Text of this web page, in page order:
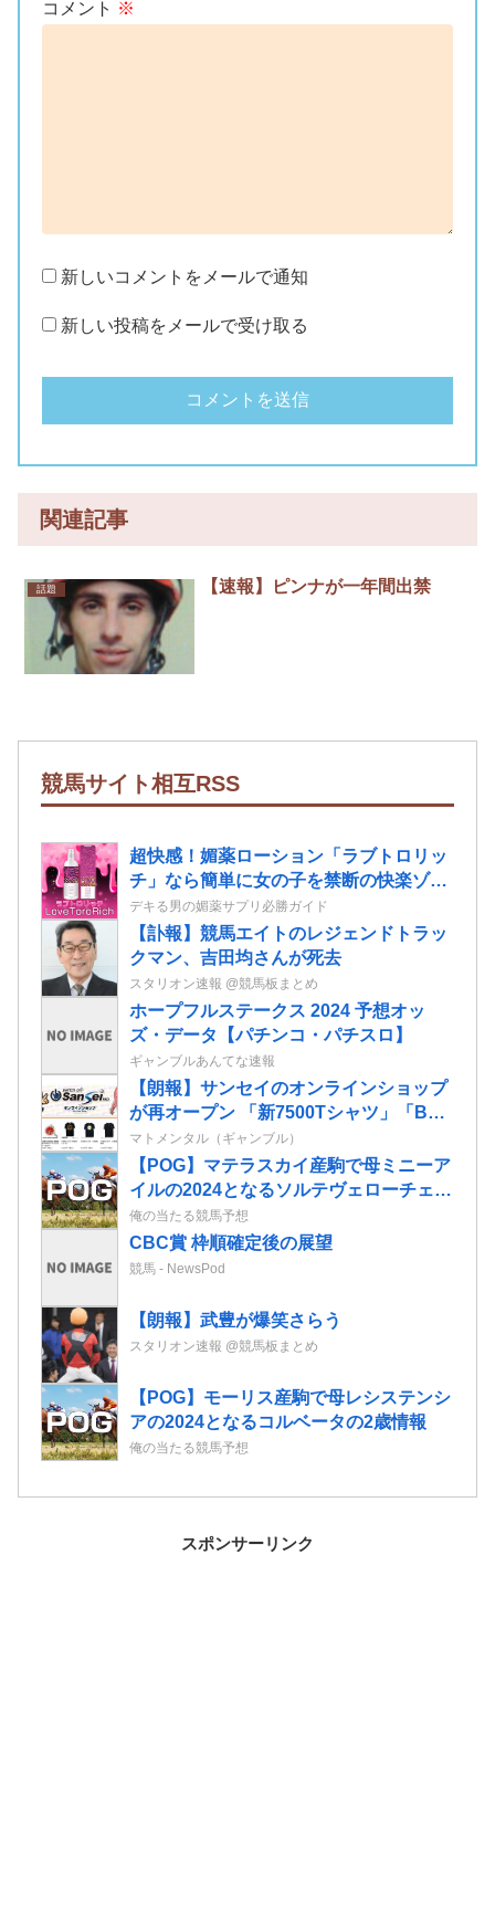
コメント ※
新しいコメントをメールで通知
新しい投稿をメールで受け取る
関連記事
話題 【速報】ピンナが一年間出禁
競馬サイト相互RSS
超快感！媚薬ローション「ラブトロリッ
チ」なら簡単に女の子を禁断の快楽ゾー
ンへ導ける！
デキる男の媚薬サプリ必勝ガイド
【訃報】競馬エイトのレジェンドトラッ
クマン、吉田均さんが死去
スタリオン速報 @競馬板まとめ
ホープフルステークス 2024 予想オッ
ズ・データ【パチンコ・パチスロ】
ギャンブルあんてな速報
【朗報】サンセイのオンラインショップ
が再オープン 「新7500Tシャツ」「BOX
of GARO」「Wall of GARO」が追加さ
れてるぞ
マトメンタル（ギャンブル）
【POG】マテラスカイ産駒で母ミニーア
イルの2024となるソルテヴェローチェの
2歳情報
俺の当たる競馬予想
CBC賞 枠順確定後の展望
競馬 - NewsPod
【朗報】武豊が爆笑さらう
スタリオン速報 @競馬板まとめ
【POG】モーリス産駒で母レシステンシ
アの2024となるコルベータの2歳情報
俺の当たる競馬予想
スポンサーリンク